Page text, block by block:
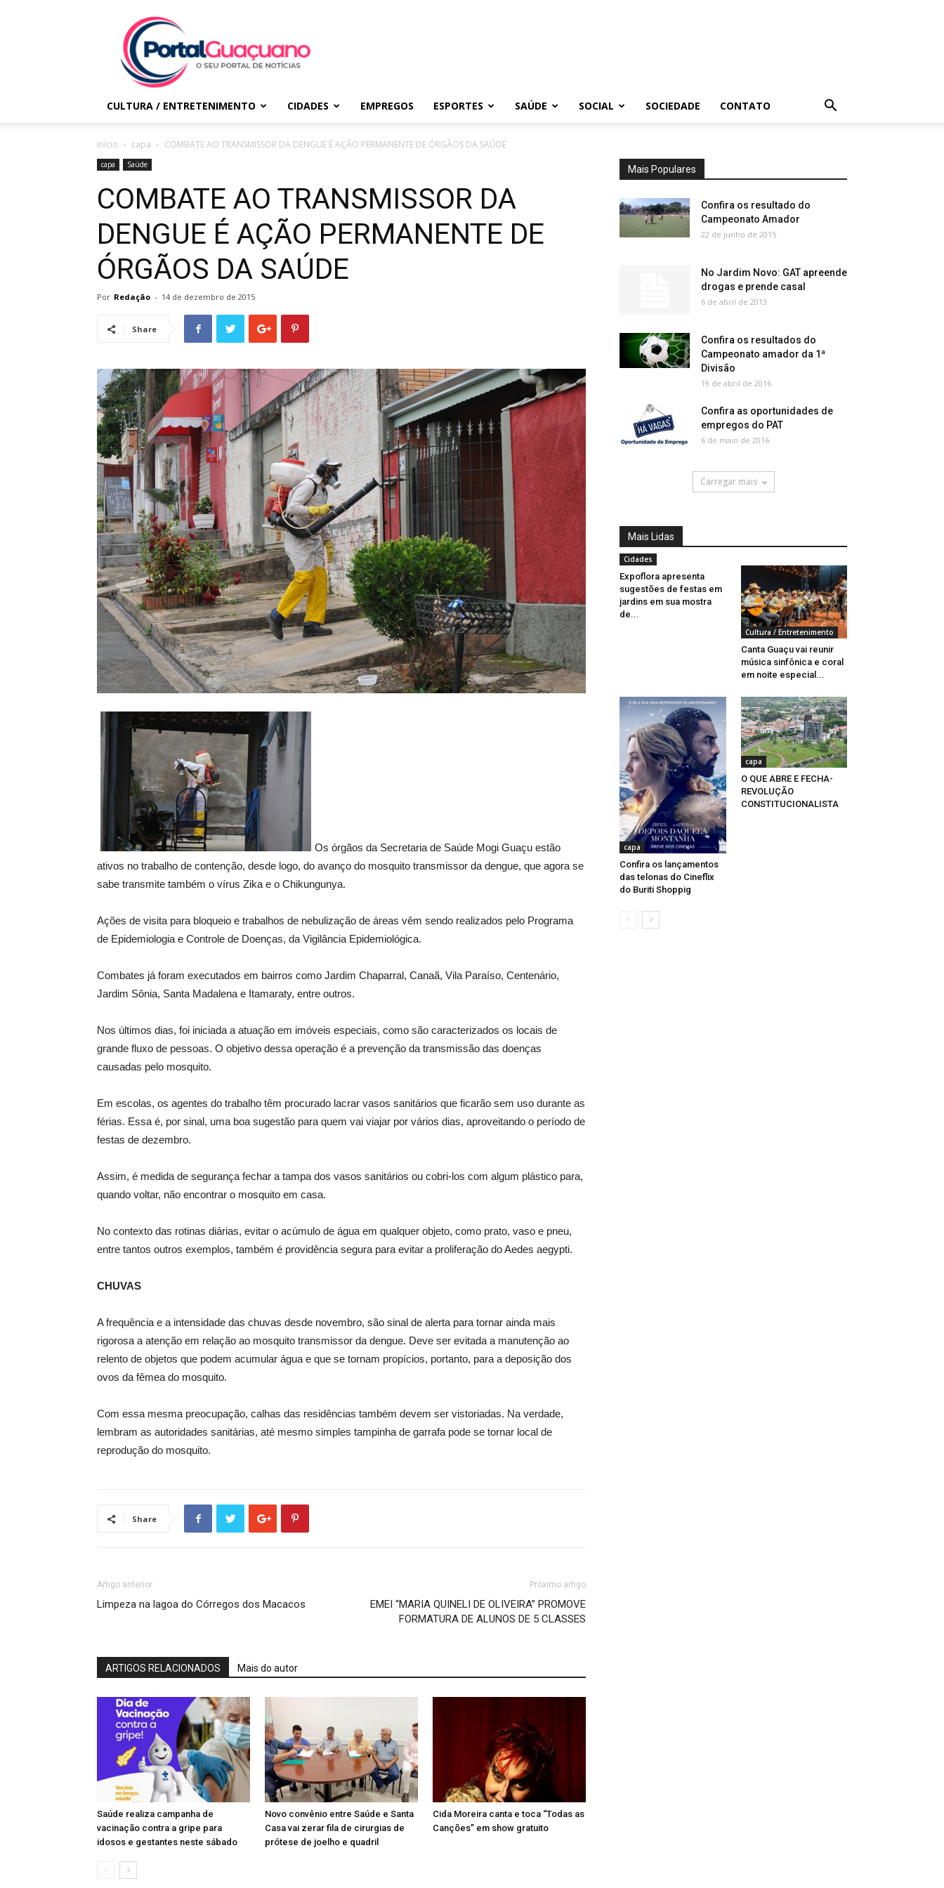
Portal
Guaçuano
CULTURA / ENTRETENIMENTO CIDADES EMPREGOS ESPORTES SAÚDE SOCIAL SOCIEDADE CONTATO
Início capa COMBATE AO TRANSMISSOR DA DENGUE É AÇÃO PERMANENTE DE ÓRGÃOS DA SAÚDE
capa Saúde
COMBATE AO TRANSMISSOR DA
DENGUE É AÇÃO PERMANENTE DE
ÓRGÃOS DA SAÚDE
Por Redação - 14 de dezembro de 2015
Share
Os órgãos da Secretaria de Saúde Mogi Guaçu estão
ativos no trabalho de contenção, desde logo, do avanço do mosquito transmissor da dengue, que agora se
sabe transmite também o vírus Zika e o Chikungunya.
Ações de visita para bloqueio e trabalhos de nebulização de áreas vêm sendo realizados pelo Programa
de Epidemiologia e Controle de Doenças, da Vigilância Epidemiológica.
Combates já foram executados em bairros como Jardim Chaparral, Canaã, Vila Paraíso, Centenário,
Jardim Sônia, Santa Madalena e Itamaraty, entre outros.
Nos últimos dias, foi iniciada a atuação em imóveis especiais, como são caracterizados os locais de
grande fluxo de pessoas. O objetivo dessa operação é a prevenção da transmissão das doenças
causadas pelo mosquito.
Em escolas, os agentes do trabalho têm procurado lacrar vasos sanitários que ficarão sem uso durante as
férias. Essa é, por sinal, uma boa sugestão para quem vai viajar por vários dias, aproveitando o período de
festas de dezembro.
Assim, é medida de segurança fechar a tampa dos vasos sanitários ou cobri-los com algum plástico para,
quando voltar, não encontrar o mosquito em casa.
No contexto das rotinas diárias, evitar o acúmulo de água em qualquer objeto, como prato, vaso e pneu,
entre tantos outros exemplos, também é providência segura para evitar a proliferação do Aedes aegypti.
CHUVAS
A frequência e a intensidade das chuvas desde novembro, são sinal de alerta para tornar ainda mais
rigorosa a atenção em relação ao mosquito transmissor da dengue. Deve ser evitada a manutenção ao
relento de objetos que podem acumular água e que se tornam propícios, portanto, para a deposição dos
ovos da fêmea do mosquito.
Com essa mesma preocupação, calhas das residências também devem ser vistoriadas. Na verdade,
lembram as autoridades sanitárias, até mesmo simples tampinha de garrafa pode se tornar local de
reprodução do mosquito.
Share
Artigo anterior
Limpeza na lagoa do Córregos dos Macacos
Próximo artigo
EMEI “MARIA QUINELI DE OLIVEIRA” PROMOVE
FORMATURA DE ALUNOS DE 5 CLASSES
ARTIGOS RELACIONADOS Mais do autor
Saúde realiza campanha de
vacinação contra a gripe para
idosos e gestantes neste sábado
Novo convênio entre Saúde e Santa
Casa vai zerar fila de cirurgias de
prótese de joelho e quadril
Cida Moreira canta e toca “Todas as
Canções” em show gratuito
Mais Populares
Confira os resultado do
Campeonato Amador
22 de junho de 2015
No Jardim Novo: GAT apreende
drogas e prende casal
6 de abril de 2013
Confira os resultados do
Campeonato amador da 1ª
Divisão
19 de abril de 2016
Confira as oportunidades de
empregos do PAT
6 de maio de 2016
Carregar mais
Mais Lidas
Cidades
Expoflora apresenta
sugestões de festas em
jardins em sua mostra
de...
Cultura / Entretenimento
Canta Guaçu vai reunir
música sinfônica e coral
em noite especial...
capa
Confira os lançamentos
das telonas do Cineflix
do Buriti Shoppig
capa
O QUE ABRE E FECHA-
REVOLUÇÃO
CONSTITUCIONALISTA